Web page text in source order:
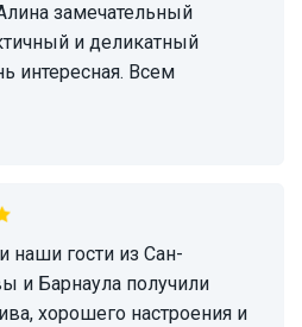
и деликатный
интересная. Всем
и Барнаула получили
хорошего настроения и